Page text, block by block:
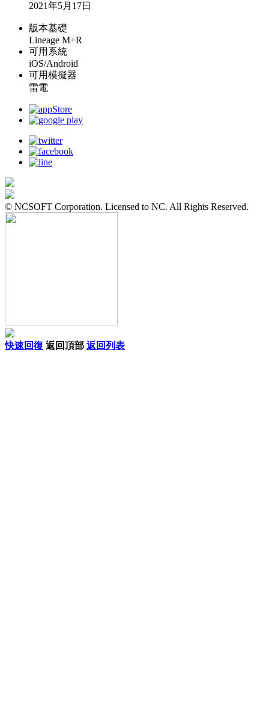
2021年5月17日
版本基礎
Lineage M+R
可用系統
iOS/Android
可用模擬器
雷電
© NCSOFT Corporation. Licensed to NC. All Rights Reserved.
快速回復 返回頂部 返回列表